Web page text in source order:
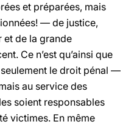
et préparées, mais
— de justice,
et de la grande
Ce n’est qu’ainsi que
le droit pénal —
au service des
soient responsables
victimes. En même